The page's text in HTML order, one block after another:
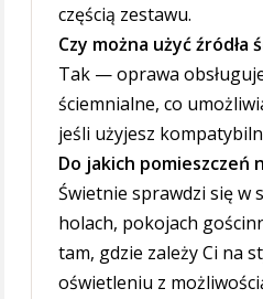
częścią zestawu.
Czy można użyć źródła
Tak — oprawa
ściemnialne, co
jeśli użyjesz
Do jakich pomieszczeń
Świetnie sprawdzi się w
holach, pokojach
tam, gdzie zależy Ci na
oświetleniu z